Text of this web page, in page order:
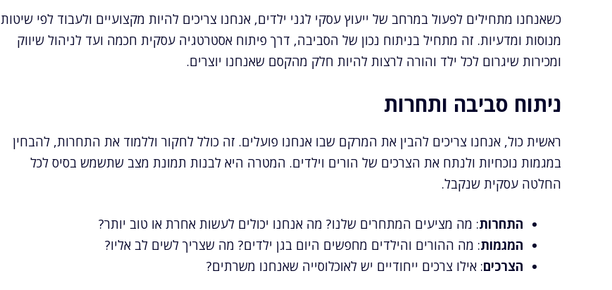
כשאנחנו מתחילים לפעול במרחב של ייעוץ עסקי לגני ילדים, אנחנו צריכים להיות מקצועיים ולעבוד לפי שיטות
מנוסות ומדעיות. זה מתחיל בניתוח נכון של הסביבה, דרך פיתוח אסטרטגיה עסקית חכמה ועד לניהול שיווק
ומכירות שיגרום לכל ילד והורה לרצות להיות חלק מהקסם שאנחנו יוצרים.
ניתוח סביבה ותחרות
ראשית כול, אנחנו צריכים להבין את המרקם שבו אנחנו פועלים. זה כולל לחקור וללמוד את התחרות, להבחין
במגמות נוכחיות ולנתח את הצרכים של הורים וילדים. המטרה היא לבנות תמונת מצב שתשמש בסיס לכל
החלטה עסקית שנקבל.
התחרות: מה מציעים המתחרים שלנו? מה אנחנו יכולים לעשות אחרת או טוב יותר?
המגמות: מה ההורים והילדים מחפשים היום בגן ילדים? מה שצריך לשים לב אליו?
הצרכים: אילו צרכים ייחודיים יש לאוכלוסייה שאנחנו משרתים?